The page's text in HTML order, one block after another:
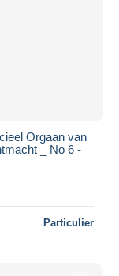
Orgaan van
_ No 6 -
Particulier